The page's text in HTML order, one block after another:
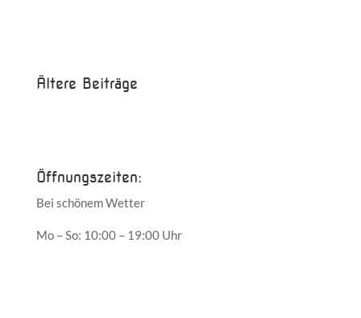
Ältere Beiträge
Öffnungszeiten:
Bei schönem Wetter
Mo – So: 10:00 – 19:00 Uhr